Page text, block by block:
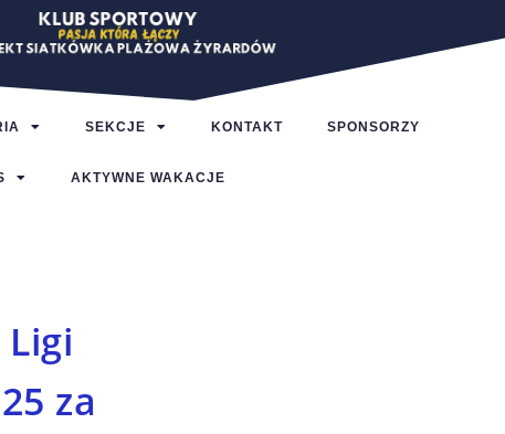
SEKCJE KONTAKT SPONSORZY
AKTYWNE WAKACJE
za